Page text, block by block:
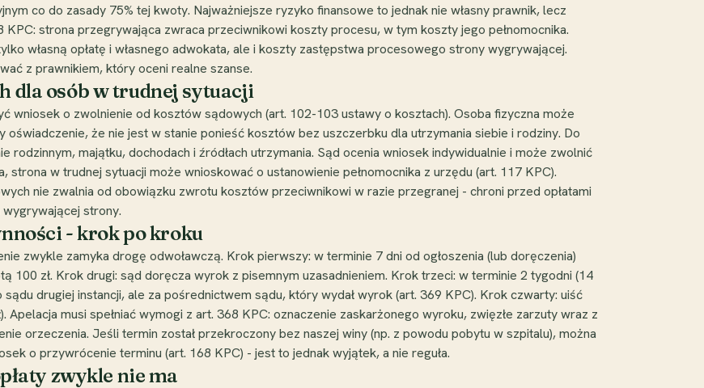
co do zasady 75% tej kwoty. Najważniejsze ryzyko finansowe to jednak nie własny prawnik, lecz
strona przegrywająca zwraca przeciwnikowi koszty procesu, w tym koszty jego pełnomocnika.
własną opłatę i własnego adwokata, ale i koszty zastępstwa procesowego strony wygrywającej.
z prawnikiem, który oceni realne szanse.
dla osób w trudnej sytuacji
wniosek o zwolnienie od kosztów sądowych (art. 102-103 ustawy o kosztach). Osoba fizyczna może
oświadczenie, że nie jest w stanie ponieść kosztów bez uszczerbku dla utrzymania siebie i rodziny. Do
rodzinnym, majątku, dochodach i źródłach utrzymania. Sąd ocenia wniosek indywidualnie i może zwolnić
strona w trudnej sytuacji może wnioskować o ustanowienie pełnomocnika z urzędu (art. 117 KPC).
nie zwalnia od obowiązku zwrotu kosztów przeciwnikowi w razie przegranej - chroni przed opłatami
strony.
- krok po kroku
zwykle zamyka drogę odwoławczą. Krok pierwszy: w terminie 7 dni od ogłoszenia (lub doręczenia)
100 zł. Krok drugi: sąd doręcza wyrok z pisemnym uzasadnieniem. Krok trzeci: w terminie 2 tygodni (14
drugiej instancji, ale za pośrednictwem sądu, który wydał wyrok (art. 369 KPC). Krok czwarty: uiść
Apelacja musi spełniać wymogi z art. 368 KPC: oznaczenie zaskarżonego wyroku, zwięzłe zarzuty wraz z
orzeczenia. Jeśli termin został przekroczony bez naszej winy (np. z powodu pobytu w szpitalu), można
o przywrócenie terminu (art. 168 KPC) - jest to jednak wyjątek, a nie reguła.
zwykle nie ma